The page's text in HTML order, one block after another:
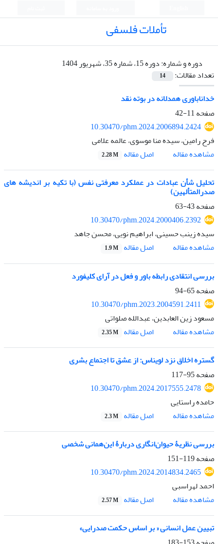
تأملات فلسفی
دوره و شماره:دوره 15، شماره 35، شهریور 1404
تعداد مقالات:
14
خداناباوری همدلانه در بوته نقد
صفحه11-42
10.30470/phm.2024.2006894.2424
فرح رامین، سیده منا موسوی، عالمه علامی
مشاهده مقاله
اصل مقاله 2.28 M
تحلیل شأن عبادات در عملکرد معرفتی نفس (با تکیه بر اندیشه ‏های
صدرالمتألهین)
صفحه43-63
10.30470/phm.2024.2000406.2392
سیده زینب حسینی، ابراهیم نویی، محسن جاهد
مشاهده مقاله
اصل مقاله 1.9 M
بررسی انتقادی رابطه باور و فعل در آرای کلیفورد
صفحه65-94
10.30470/phm.2023.2004591.2411
مسعود زین العابدین، عبدالله صلواتی
مشاهده مقاله
اصل مقاله 2.35 M
گستره اخلاق نزد لویناس: از عشق تا اجتماع بشری
صفحه95-117
10.30470/phm.2024.2017555.2478
حامده راستایی
مشاهده مقاله
اصل مقاله 2.3 M
بررسی نظریۀ حیوان‌انگاری دربارۀ این‌همانی شخصی
صفحه119-151
10.30470/phm.2024.2014834.2465
احمد لهراسبی
مشاهده مقاله
اصل مقاله 2.57 M
تبیین عمل انسانی « بر اساس حکمت صدرایی»